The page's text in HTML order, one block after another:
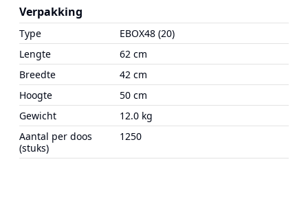
Verpakking
Type
EBOX48 (20)
Lengte
62 cm
Breedte
42 cm
Hoogte
50 cm
Gewicht
12.0 kg
Aantal per doos
(stuks)
1250